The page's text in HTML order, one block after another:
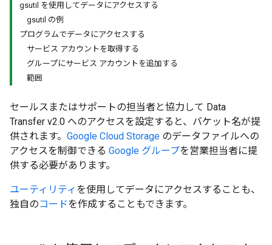
gsutil を使用してデータにアクセスする
gsutil の例
プログラムでデータにアクセスする
サービス アカウントを取得する
グループにサービス アカウントを追加する
範囲
セールスまたはサポートの担当者と協力して Data
Transfer v2.0 へのアクセスを設定すると、バケット名が提
供されます。 Google Cloud Storage のデータファイルへの
アクセスを制御できる Google グループを営業担当者に提
供する必要があります。
ユーティリティ を使用してデータにアクセスすることも、
独自のコードを作成することもできます。